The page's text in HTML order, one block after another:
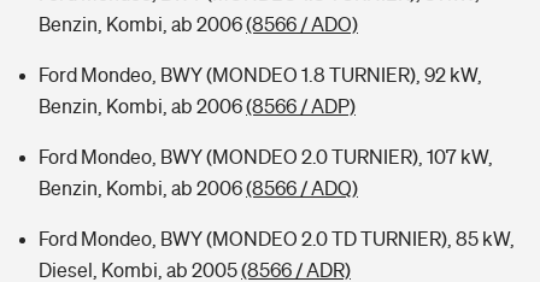
Benzin, Kombi, ab 2006(8566 / ADO)
Ford Mondeo, BWY (MONDEO 1.8 TURNIER), 92 kW,
Benzin, Kombi, ab 2006(8566 / ADP)
Ford Mondeo, BWY (MONDEO 2.0 TURNIER), 107 kW,
Benzin, Kombi, ab 2006(8566 / ADQ)
Ford Mondeo, BWY (MONDEO 2.0 TD TURNIER), 85 kW,
Diesel, Kombi, ab 2005(8566 / ADR)